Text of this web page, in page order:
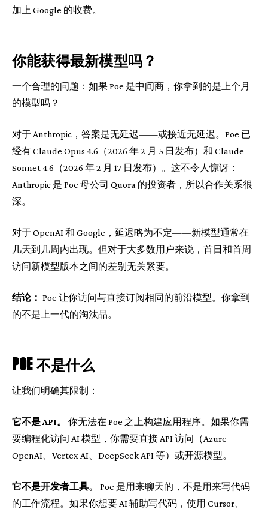
加上 Google 的收费。
你能获得最新模型吗？
一个合理的问题：如果 Poe 是中间商，你拿到的是上个月
的模型吗？
对于 Anthropic，答案是无延迟——或接近无延迟。Poe 已
经有Claude Opus 4.6 （2026 年 2 月 5 日发布）和 Claude
Sonnet 4.6 （2026 年 2 月 17 日发布）。这不令人惊讶：
Anthropic 是 Poe 母公司 Quora 的投资者，所以合作关系很
深。
对于 OpenAI 和 Google，延迟略为不定——新模型通常在
几天到几周内出现。但对于大多数用户来说，首日和首周
访问新模型版本之间的差别无关紧要。
结论： Poe 让你访问与直接订阅相同的前沿模型。你拿到
的不是上一代的淘汰品。
POE 不是什么
让我们明确其限制：
它不是 API。
你无法在 Poe 之上构建应用程序。如果你需
要编程化访问 AI 模型，你需要直接 API 访问（Azure
OpenAI、Vertex AI、DeepSeek API 等）或开源模型。
它不是开发者工具。
Poe 是用来聊天的，不是用来写代码
的工作流程。如果你想要 AI 辅助写代码，使用 Cursor、